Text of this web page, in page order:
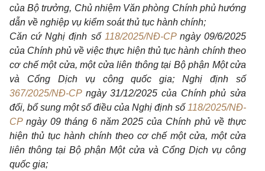
của Bộ trưởng, Chủ nhiệm Văn phòng Chính phủ hướng
dẫn về nghiệp vụ kiểm soát thủ tục hành chính;
Căn cứ Nghị định số 118/2025/NĐ-CPngày 09/6/2025
của Chính phủ về việc thực hiện thủ tục hành chính theo
cơ chế một cửa, một cửa liên thông tại Bộ phận Một cửa
và Cổng Dịch vụ công quốc gia; Nghị định số
367/2025/NĐ-CPngày 31/12/2025 của Chính phủ sửa
đổi, bổ sung một số điều của Nghị định số 118/2025/NĐ-
CPngày 09 tháng 6 năm 2025 của Chính phủ về thực
hiện thủ tục hành chính theo cơ chế một cửa, một cửa
liên thông tại Bộ phận Một cửa và Cổng Dịch vụ công
quốc gia;